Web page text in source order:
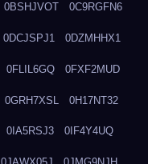
0BSHJVOT 0C9RGFN6
0DCJSPJ1 0DZMHHX1
0FLIL6GQ 0FXF2MUD
0GRH7XSL 0H17NT32
0IA5RSJ3 0IF4Y4UQ